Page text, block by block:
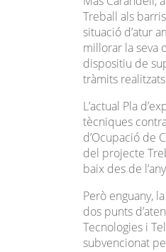
Treball als
situació d’atur
millorar la seva
dispositiu de
tràmits
L’actual Pla
tècniques
d’Ocupació de
del projecte
baix des de
Però enguany,
dos punts
Tecnologies i
subvencionat